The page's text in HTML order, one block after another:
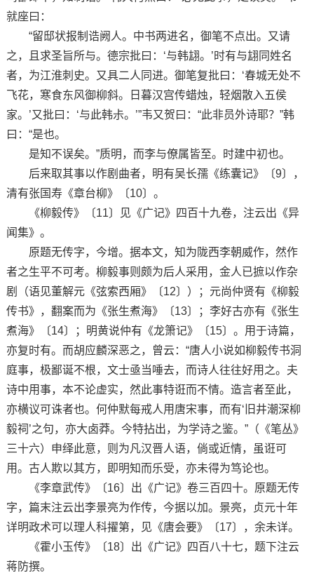
就座曰：
“留邸状报制诰阙人。中书两进名，御笔不点出。又请
之，且求圣旨所与。德宗批曰：‘与韩翃。’时有与翃同姓名
者，为江淮刺史。又具二人同进。御笔复批曰：‘春城无处不
飞花，寒食东风御柳斜。日暮汉宫传蜡烛，轻烟散入五侯
家。’又批曰：‘与此韩尗。’”韦又贺曰：“此非员外诗耶？”韩
曰：“是也。
是知不误矣。”质明，而李与僚属皆至。时建中初也。
后来取其事以作剧曲者，明有吴长孺《练囊记》〔9〕，
清有张国寿《章台柳》〔10〕。
《柳毅传》〔11〕见《广记》四百十九卷，注云出《异
闻集》。
原题无传字，今增。据本文，知为陇西李朝威作，然作
者之生平不可考。柳毅事则颇为后人采用，金人已摭以作杂
剧（语见董解元《弦索西厢》〔12〕）；元尚仲贤有《柳毅
传书》，翻案而为《张生煮海》〔13〕；李好古亦有《张生
煮海》〔14〕；明黄说仲有《龙箫记》〔15〕。用于诗篇，
亦复时有。而胡应麟深恶之，曾云：“唐人小说如柳毅传书洞
庭事，极鄙诞不根，文士亟当唾去，而诗人往往好用之。夫
诗中用事，本不论虚实，然此事特诳而不情。造言者至此，
亦横议可诛者也。何仲默每戒人用唐宋事，而有‘旧井潮深柳
毅祠’之句，亦大卤莽。今特拈出，为学诗之鉴。”（《笔丛》
三十六）申绎此意，则为凡汉晋人语，倘或近情，虽诳可
用。古人欺以其方，即明知而乐受，亦未得为笃论也。
《李章武传》〔16〕出《广记》卷三百四十。原题无传
字，篇末注云出李景亮为作传，今据以加。景亮，贞元十年
详明政术可以理人科擢第，见《唐会要》〔17〕，余未详。
《霍小玉传》〔18〕出《广记》四百八十七，题下注云
蒋防撰。